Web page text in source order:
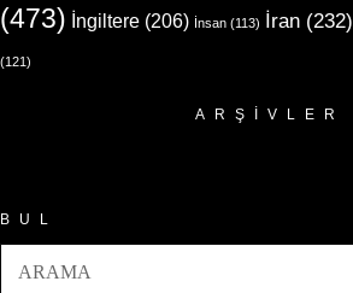
(473) İngiltere (206) İnsan (113) İran (232)
(121)
ARŞIVLER
BUL